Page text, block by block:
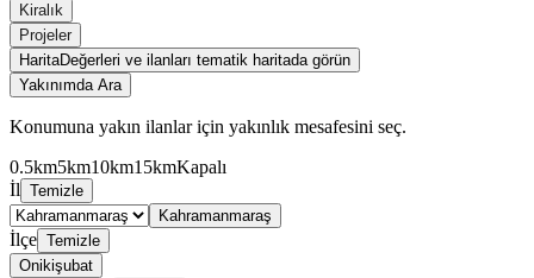
Kiralık
Projeler
HaritaDeğerleri ve ilanları tematik haritada görün
Yakınımda Ara
Konumuna yakın ilanlar için yakınlık mesafesini seç.
0.5km5km10km15kmKapalı
İl Temizle
Kahramanmaraş
İlçe Temizle
Onikişubat